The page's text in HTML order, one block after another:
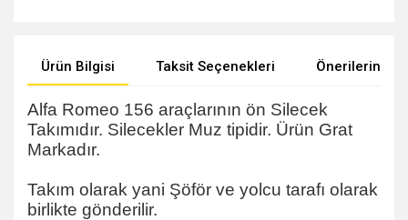
Ürün Bilgisi Taksit Seçenekleri Önerileriniz
Alfa Romeo 156 araçlarının ön Silecek
Takımıdır. Silecekler Muz tipidir. Ürün Grat
Markadır.
Takım olarak yani Şöför ve yolcu tarafı olarak
birlikte gönderilir.